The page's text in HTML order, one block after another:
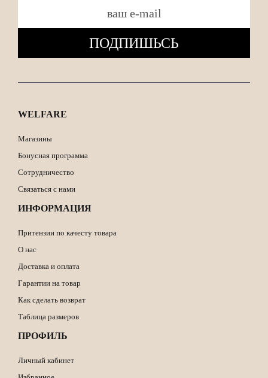
ПОДПИШЬСЬ
WELFARE
Магазины
Бонусная программа
Сотрудничество
Связаться с нами
ИНФОРМАЦИЯ
Притензии по качесту товара
О нас
Доставка и оплата
Гарантии на товар
Как сделать возврат
Таблица размеров
ПРОФИЛЬ
Личный кабинет